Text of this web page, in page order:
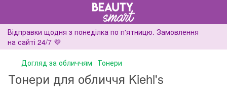
Відправки щодня з понеділка по п'ятницю. Замовлення
на сайті 24/7 💜
Догляд за обличчям Тонери
Тонери для обличчя Kiehl's